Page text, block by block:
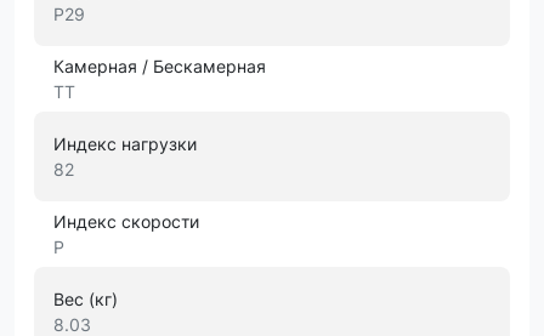
P29
Камерная / Бескамерная
TT
Индекс нагрузки
82
Индекс скорости
P
Вес (кг)
8.03